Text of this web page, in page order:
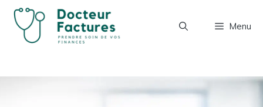
Aller
contenu
Menu